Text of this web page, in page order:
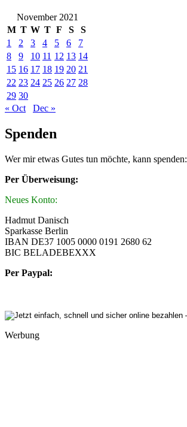
November 2021
M T W T F S
S
1
2 3 4 5 6
7
8
9 10 11 12 13 14
15 16 17 18 19 20 21
22 23 24 25 26 27 28
29 30
« Oct
Dec »
Spenden
Wer mir etwas Gutes tun möchte, kann spenden:
Per Überweisung:
Neues Konto:
Hadmut Danisch
Sparkasse Berlin
IBAN DE37 1005 0000 0191 2680 62
BIC BELADEBEXXX
Per Paypal:
Werbung